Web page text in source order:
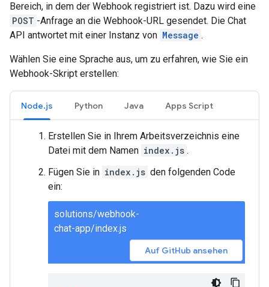
Bereich, in dem der Webhook registriert ist. Dazu wird eine
POST -Anfrage an die Webhook-URL gesendet. Die Chat
API antwortet mit einer Instanz von Message .
Wählen Sie eine Sprache aus, um zu erfahren, wie Sie ein
Webhook-Skript erstellen:
Node.js Python Java Apps Script
Erstellen Sie in Ihrem Arbeitsverzeichnis eine
Datei mit dem Namen index.js .
Fügen Sie in index.js den folgenden Code
ein:
solutions/webhook-
chat-app/index.js
Auf GitHub ansehen